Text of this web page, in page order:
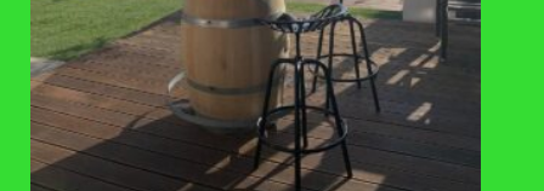
AAN
VERLANGLIJST
ACCESSOIRES
AAN
VERLANGLIJST
REGENTONNEN